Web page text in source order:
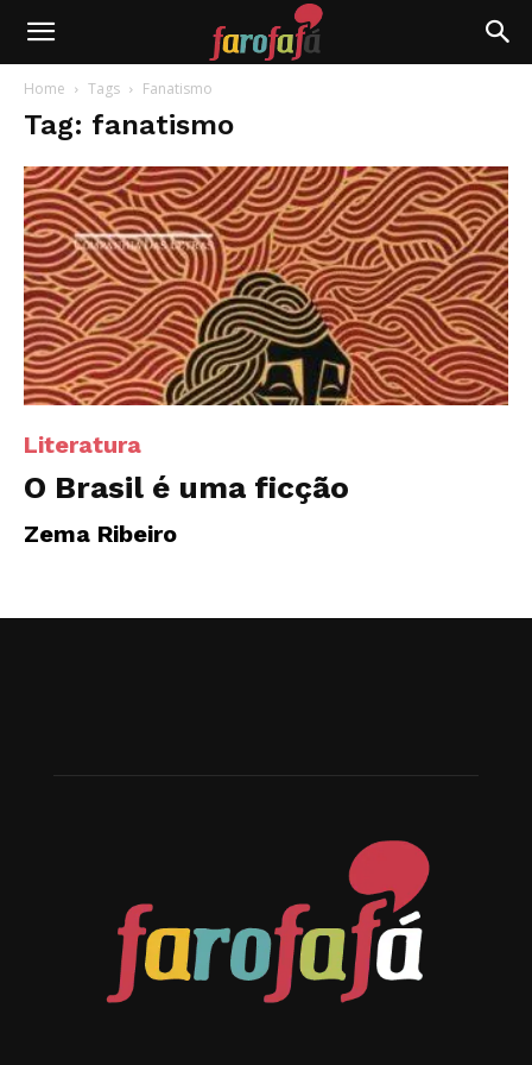
Farofafá
Home Tags Fanatismo
Tag: fanatismo
Literatura
O Brasil é uma ficção
Zema Ribeiro